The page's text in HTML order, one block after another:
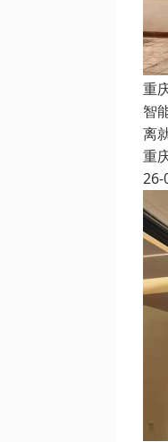
重
智
离
重
26-